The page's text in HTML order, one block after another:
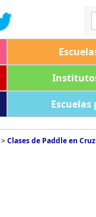
>Clases de Paddle en